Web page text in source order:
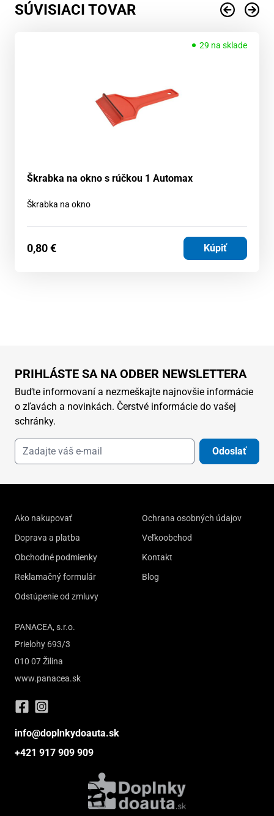
SÚVISIACI TOVAR
29 na sklade
Škrabka na okno s rúčkou 1 Automax
Škrabka na okno
0,80€ Kúpiť
PRIHLÁSTE SA NA ODBER NEWSLETTERA
Buďte informovaní a nezmeškajte najnovšie informácie
o zľavách a novinkách. Čerstvé informácie do vašej
schránky.
Odoslať
Ako nakupovať
Doprava a platba
Obchodné podmienky
Reklamačný formulár
Odstúpenie od zmluvy
Ochrana osobných údajov
Veľkoobchod
Kontakt
Blog
PANACEA, s.r.o.
Prielohy 693/3
010 07 Žilina
www.panacea.sk
info@doplnkydoauta.sk
+421 917 909 909